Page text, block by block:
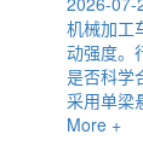
机械加工
动强度。
是否科学
采用单梁
More +